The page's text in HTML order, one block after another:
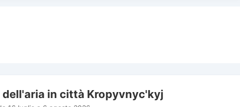
in città Kropyvnyc'kyj